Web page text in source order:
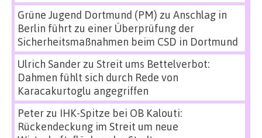
Grüne Jugend Dortmund (PM) zu Anschlag in
Berlin führt zu einer Überprüfung der
Sicherheitsmaßnahmen beim CSD in Dortmund
Ulrich Sanderzu Streit ums Bettelverbot:
Dahmen fühlt sich durch Rede von
Karacakurtoglu angegriffen
Peterzu IHK-Spitze bei OB Kalouti:
Rückendeckung im Streit um neue